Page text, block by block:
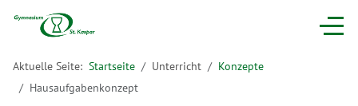
Aktuelle Seite:Startseite Unterricht
Konzepte
Hausaufgabenkonzept